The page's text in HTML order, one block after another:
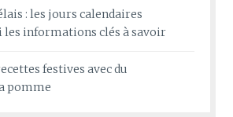
: les jours calendaires
informations clés à savoir
festives avec du
pomme